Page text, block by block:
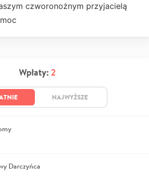
czworonożnym przyjacielą
Wpłaty: 2
NAJWYŻSZE
Darczyńca